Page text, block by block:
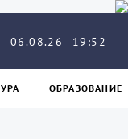
06.08.26 19:52
ОБРАЗОВАНИЕ